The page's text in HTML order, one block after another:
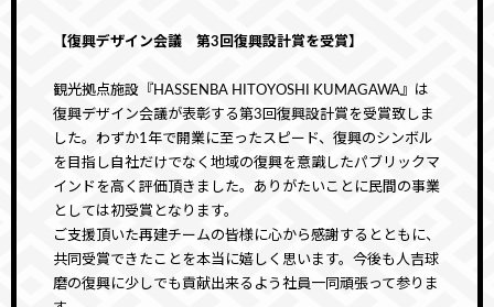
【復興デザイン会議 第3回復興設計賞を受賞】
観光拠点施設『HASSENBA HITOYOSHI KUMAGAWA』は
復興デザイン会議が表彰する第3回復興設計賞を受賞致しま
した。わずか1年で開業に至ったスピード、復興のシンボル
を目指し自社だけでなく地域の復興を意識したパブリックマ
インドを高く評価頂きました。ありがたいことに民間の事業
としては初受賞となります。
ご支援頂いた再建チームの皆様に心から感謝するとともに、
共同受賞できたことを本当に嬉しく思います。今後も人吉球
磨の復興に少しでも貢献出来るよう社員一同頑張って参りま